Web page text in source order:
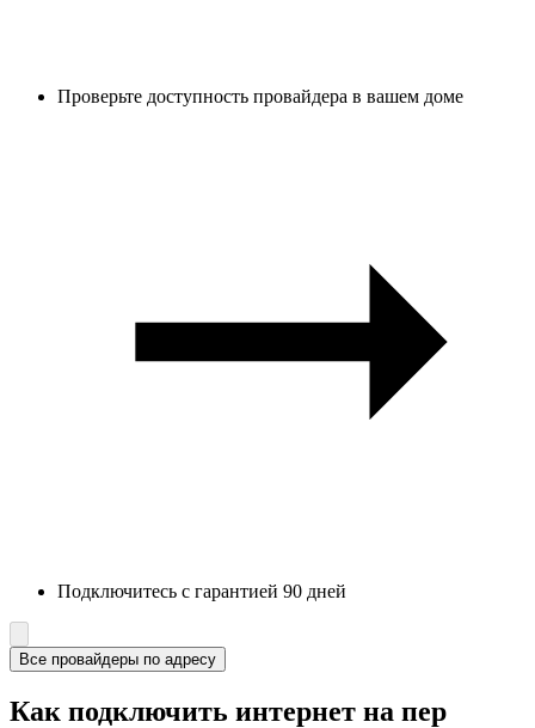
Проверьте доступность провайдера в вашем доме
Подключитесь с гарантией 90 дней
Все провайдеры по адресу
Как подключить интернет на пер